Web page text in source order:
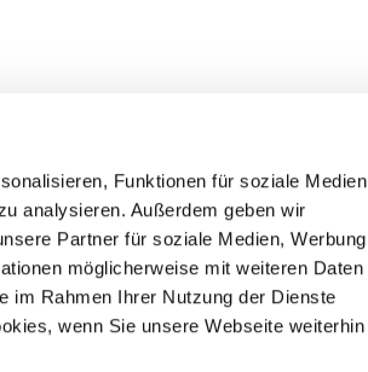
Funktionen für soziale Medien
analysieren. Außerdem geben wir
Partner für soziale Medien, Werbung
möglicherweise mit weiteren Daten
im Rahmen Ihrer Nutzung der Dienste
wenn Sie unsere Webseite weiterhin
events
VDH/FCI
Service
Become a member
Paymentsystem